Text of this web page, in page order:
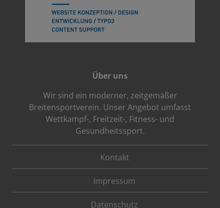
Über uns
Wir sind ein moderner, zeitgemäßer
Breitensportverein. Unser Angebot umfasst
Wettkampf-, Freitzeit-, Fitness- und
Gesundheitssport.
Kontakt
Impressum
Datenschutz